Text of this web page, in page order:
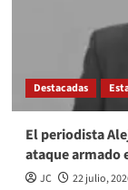
Destacadas
El periodista
ataque armado
JC 22 julio,